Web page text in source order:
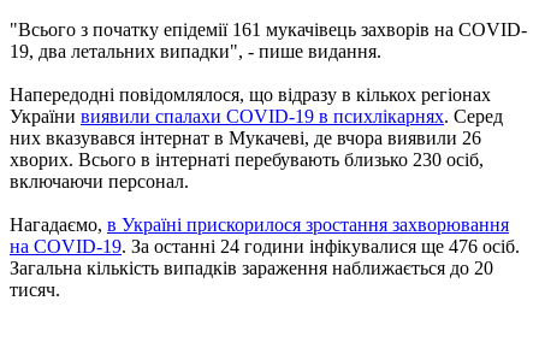
"Всього з початку епідемії 161 мукачівець захворів на COVID-
19, два летальних випадки", - пише видання.
Напередодні повідомлялося, що відразу в кількох регіонах
України виявили спалахи COVID-19 в психлікарнях. Серед
них вказувався інтернат в Мукачеві, де вчора виявили 26
хворих. Всього в інтернаті перебувають близько 230 осіб,
включаючи персонал.
Нагадаємо, в Україні прискорилося зростання захворювання
на COVID-19. За останні 24 години інфікувалися ще 476 осіб.
Загальна кількість випадків зараження наближається до 20
тисяч.